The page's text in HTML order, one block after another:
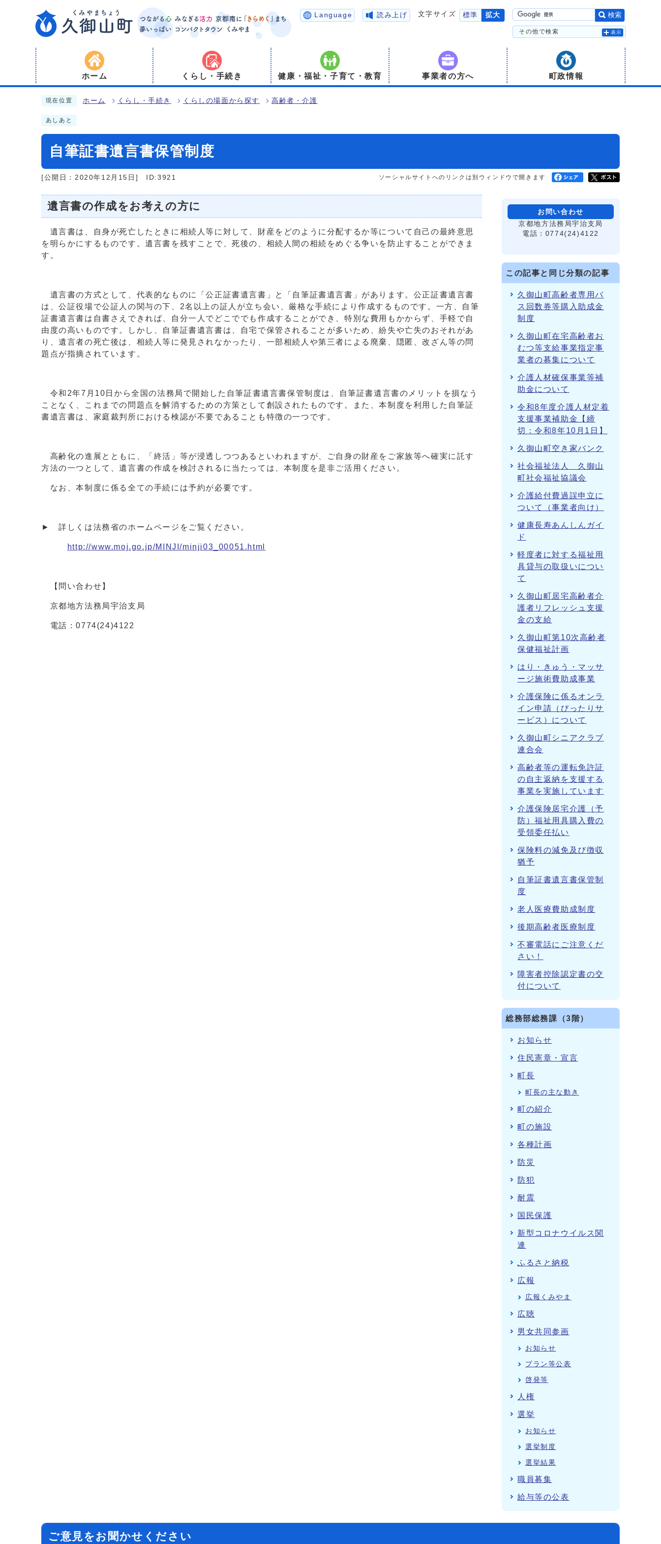
Language 読み上げ 文字サイズ 標準 拡大 検索
その他で検索 表示
ホーム くらし・手続き 健康・福祉・子育て・教育 事業者の方へ 町政情報
現在位置 ホーム くらし・手続き くらしの場面から探す 高齢者・介護
あしあと
自筆証書遺言書保管制度
[公開日：2020年12月15日] ID:3921 ソーシャルサイトへのリンクは別ウィンドウで開きます
遺言書の作成をお考えの方に
遺言書は、自身が死亡したときに相続人等に対して、財産をどのように分配するか等について自己の最終意思
を明らかにするものです。遺言書を残すことで、死後の、相続人間の相続をめぐる争いを防止することができま
す。
遺言書の方式として、代表的なものに「公正証書遺言書」と「自筆証書遺言書」があります。公正証書遺言書
は、公証役場で公証人の関与の下、2名以上の証人が立ち会い、厳格な手続により作成するものです。一方、自筆
証書遺言書は自書さえできれば、自分一人でどこででも作成することができ、特別な費用もかからず、手軽で自
由度の高いものです。しかし、自筆証書遺言書は、自宅で保管されることが多いため、紛失や亡失のおそれがあ
り、遺言者の死亡後は、相続人等に発見されなかったり、一部相続人や第三者による廃棄、隠匿、改ざん等の問
題点が指摘されています。
令和2年7月10日から全国の法務局で開始した自筆証書遺言書保管制度は、自筆証書遺言書のメリットを損なう
ことなく、これまでの問題点を解消するための方策として創設されたものです。また、本制度を利用した自筆証
書遺言書は、家庭裁判所における検認が不要であることも特徴の一つです。
高齢化の進展とともに、「終活」等が浸透しつつあるといわれますが、ご自身の財産をご家族等へ確実に託す
方法の一つとして、遺言書の作成を検討されるに当たっては、本制度を是非ご活用ください。
なお、本制度に係る全ての手続には予約が必要です。
► 詳しくは法務省のホームページをご覧ください。
http://www.moj.go.jp/MINJI/minji03_00051.html
【問い合わせ】
京都地方法務局宇治支局
電話：0774(24)4122
お問い合わせ
京都地方法務局宇治支局
電話：0774(24)4122
この記事と同じ分類の記事
久御山町高齢者専用バ
ス回数券等購入助成金
制度
久御山町在宅高齢者お
むつ等支給事業指定事
業者の募集について
介護人材確保事業等補
助金について
令和8年度介護人材定着
支援事業補助金【締
切：令和8年10月1日】
久御山町空き家バンク
社会福祉法人 久御山
町社会福祉協議会
介護給付費過誤申立に
ついて（事業者向け）
健康長寿あんしんガイ
ド
軽度者に対する福祉用
具貸与の取扱いについ
て
久御山町居宅高齢者介
護者リフレッシュ支援
金の支給
久御山町第10次高齢者
保健福祉計画
はり・きゅう・マッサ
ージ施術費助成事業
介護保険に係るオンラ
イン申請（ぴったりサ
ービス）について
久御山町シニアクラブ
連合会
高齢者等の運転免許証
の自主返納を支援する
事業を実施しています
介護保険居宅介護（予
防）福祉用具購入費の
受領委任払い
保険料の減免及び徴収
猶予
自筆証書遺言書保管制
度
老人医療費助成制度
後期高齢者医療制度
不審電話にご注意くだ
さい！
障害者控除認定書の交
付について
総務部総務課（3階）
お知らせ
住民憲章・宣言
町長
町長の主な動き
町の紹介
町の施設
各種計画
防災
防犯
耐震
国民保護
新型コロナウイルス関
連
ふるさと納税
広報
広報くみやま
広聴
男女共同参画
お知らせ
プラン等公表
啓発等
人権
選挙
お知らせ
選挙制度
選挙結果
職員募集
給与等の公表
ご意見をお聞かせください